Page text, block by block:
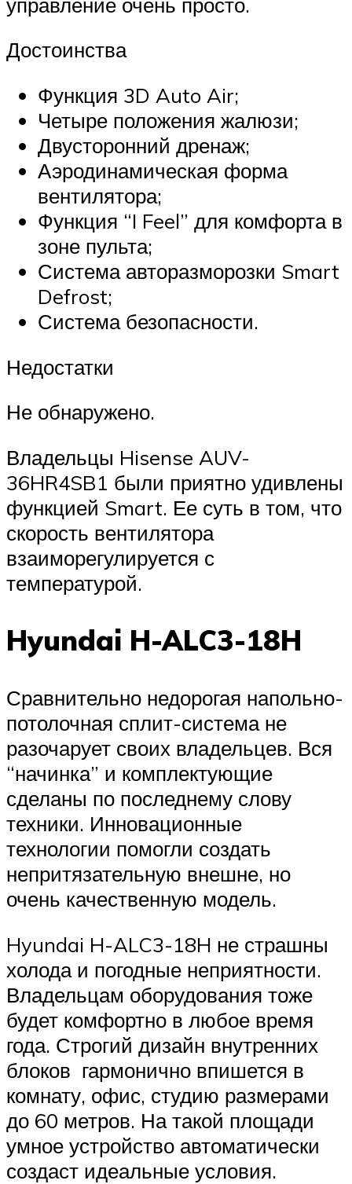
Достоинства
Функция 3D Auto Air;
Четыре положения жалюзи;
Двусторонний дренаж;
Аэродинамическая форма
вентилятора;
Функция “I Feel” для комфорта в
зоне пульта;
Система авторазморозки Smart
Defrost;
Система безопасности.
Недостатки
Не обнаружено.
Владельцы Hisense AUV-
36HR4SB1 были приятно удивлены
функцией Smart. Ее суть в том, что
скорость вентилятора
взаиморегулируется с
температурой.
Hyundai H-ALC3-18H
Сравнительно недорогая напольно-
потолочная сплит-система не
разочарует своих владельцев. Вся
“начинка” и комплектующие
сделаны по последнему слову
техники. Инновационные
технологии помогли создать
непритязательную внешне, но
очень качественную модель.
Hyundai H-ALC3-18H не страшны
холода и погодные неприятности.
Владельцам оборудования тоже
будет комфортно в любое время
года. Строгий дизайн внутренних
блоков гармонично впишется в
комнату, офис, студию размерами
до 60 метров. На такой площади
умное устройство автоматически
создаст идеальные условия.